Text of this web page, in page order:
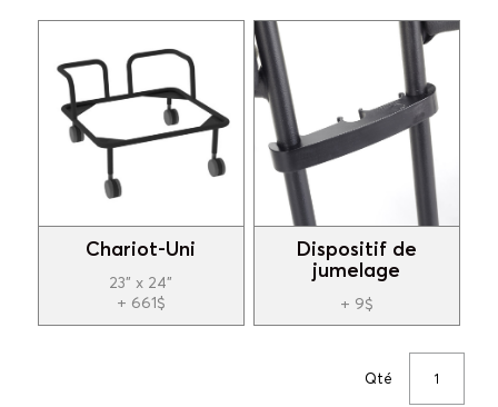
Chariot-Uni
23" x 24"
+ 661$
Dispositif de
jumelage
+ 9$
Qté